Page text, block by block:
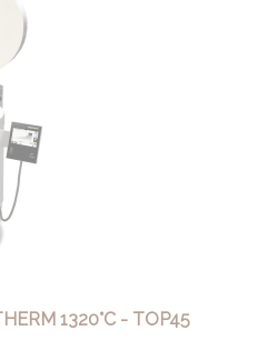
1320°C - TOP45